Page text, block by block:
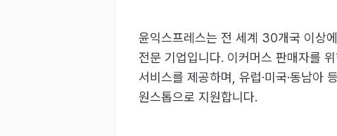
윤익스프레스는 전 세계 30개국 이상
전문 기업입니다. 이커머스 판매자를
서비스를 제공하며, 유럽·미국·동남아
원스톱으로 지원합니다.